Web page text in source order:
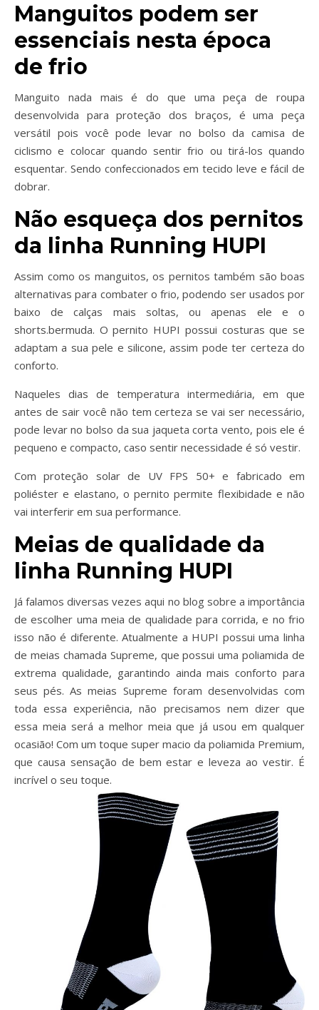
Manguitos podem ser
essenciais nesta época
de frio
Manguito nada mais é do que uma peça de roupa
desenvolvida para proteção dos braços, é uma peça
versátil pois você pode levar no bolso da camisa de
ciclismo e colocar quando sentir frio ou tirá-los quando
esquentar. Sendo confeccionados em tecido leve e fácil de
dobrar.
Não esqueça dos pernitos
da linha Running HUPI
Assim como os manguitos, os pernitos também são boas
alternativas para combater o frio, podendo ser usados por
baixo de calças mais soltas, ou apenas ele e o
shorts.bermuda. O pernito HUPI possui costuras que se
adaptam a sua pele e silicone, assim pode ter certeza do
conforto.
Naqueles dias de temperatura intermediária, em que
antes de sair você não tem certeza se vai ser necessário,
pode levar no bolso da sua jaqueta corta vento, pois ele é
pequeno e compacto, caso sentir necessidade é só vestir.
Com proteção solar de UV FPS 50+ e fabricado em
poliéster e elastano, o pernito permite flexibidade e não
vai interferir em sua performance.
Meias de qualidade da
linha Running HUPI
Já falamos diversas vezes aqui no blog sobre a importância
de escolher uma meia de qualidade para corrida, e no frio
isso não é diferente. Atualmente a HUPI possui uma linha
de meias chamada Supreme, que possui uma poliamida de
extrema qualidade, garantindo ainda mais conforto para
seus pés. As meias Supreme foram desenvolvidas com
toda essa experiência, não precisamos nem dizer que
essa meia será a melhor meia que já usou em qualquer
ocasião! Com um toque super macio da poliamida Premium,
que causa sensação de bem estar e leveza ao vestir. É
incrível o seu toque.